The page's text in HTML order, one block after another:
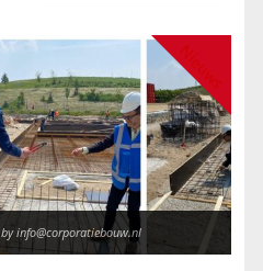
Nieuws
by info@corporatiebouw.nl